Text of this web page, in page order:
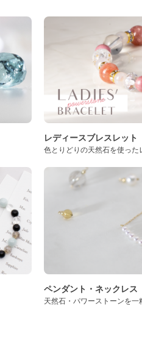
レディースブレスレット
色とりどりの天然石を使った
ペンダント・ネックレス
天然石・パワーストーンを一